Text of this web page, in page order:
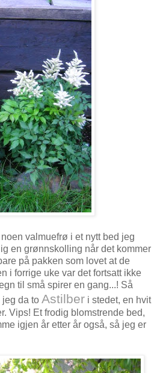
valmuefrø i et nytt bed jeg
en grønnskolling når det kommer
på pakken som lovet at de
i forrige uke var det fortsatt ikke
til små spirer en gang...! Så
jeg da to Astilber i stedet, en hvit
Vips! Et frodig blomstrende bed,
igjen år etter år også, så jeg er